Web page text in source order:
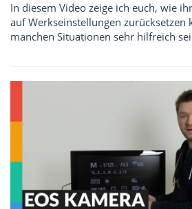
In diesem Video zeige ich euch, wie
auf Werkseinstellungen zurücksetzen
manchen Situationen sehr hilfreich